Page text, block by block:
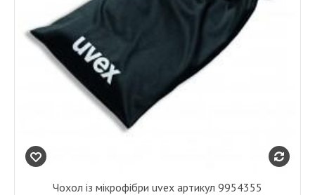
Чохол із мікрофібри uvex артикул 9954355